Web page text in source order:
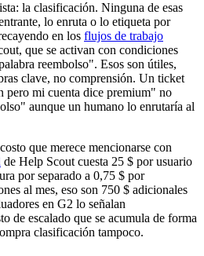
la clasificación. Ninguna de esas
lo enruta o lo etiqueta por
en los flujos de trabajo
que se activan con condiciones
reembolso". Esos son útiles,
clave, no comprensión. Un ticket
pero mi cuenta dice premium" no
aunque un humano lo enrutaría al
que merece mencionarse con
de Help Scout cuesta 25 $ por usuario
por separado a 0,75 $ por
al mes, eso son 750 $ adicionales
en G2 lo señalan
de escalado que se acumula de forma
clasificación tampoco.